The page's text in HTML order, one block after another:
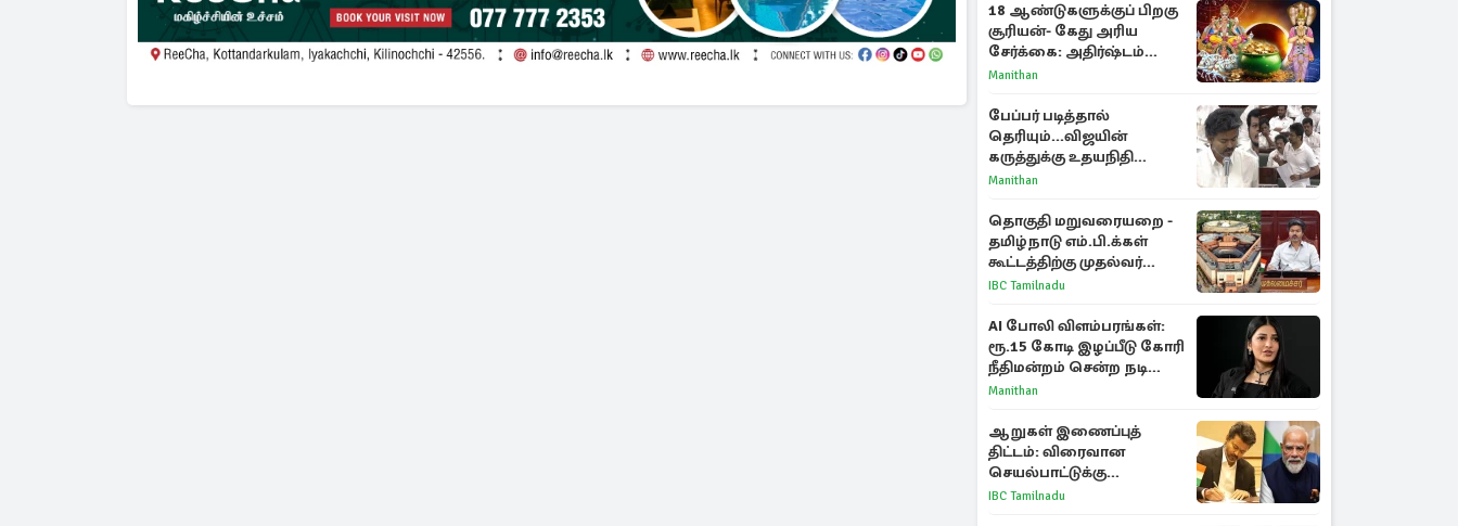
18 ஆண்டுகளுக்குப் பிறகு
சூரியன்- கேது அரிய
சேர்க்கை: அதிர்ஷ்டம்
பெறும் 3 ராசிகள்!
Manithan
பேப்பர் படித்தால்
தெரியும்...விஜயின்
கருத்துக்கு உதயநிதி
பதிலடி - பேரவையில்
Manithan
தொகுதி மறுவரையறை -
தமிழ்நாடு எம்.பி.க்கள்
கூட்டத்திற்கு முதல்வர்
விஜய் அழைப்பு
IBC Tamilnadu
AI போலி விளம்பரங்கள்:
ரூ.15 கோடி இழப்பீடு கோரி
நீதிமன்றம் சென்ற நடிகை
ஸ்ருதி ஹாசன்!
Manithan
ஆறுகள் இணைப்புத்
திட்டம்: விரைவான
செயல்பாட்டுக்கு
பிரதமருக்கு முதலமைச்சர்
IBC Tamilnadu